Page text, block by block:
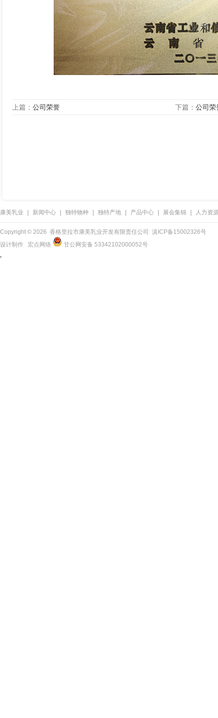
上篇： 公司荣誉 下篇： 公司荣
康美乳业 新闻中心 独特物种 独特产地 产品中心 展会集锦 人力资
Copyright © 2026 香格里拉市康美乳业开发有限责任公司 滇ICP备15002326号
设计制作 宏点网络 甘公网安备 53342102000052号